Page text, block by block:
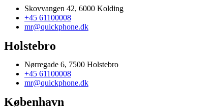
Skovvangen 42, 6000 Kolding
+45 61100008
mr@quickphone.dk
Holstebro
Nørregade 6, 7500 Holstebro
+45 61100008
mr@quickphone.dk
København